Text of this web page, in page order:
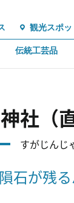
観光スポッ
伝統工芸品
社（
すがじんじ
石が残